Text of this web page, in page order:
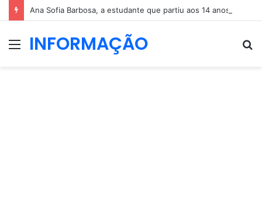
Ana Sofia Barbosa, a estudante que partiu aos 14 anos
MenuINFORMAÇÃO